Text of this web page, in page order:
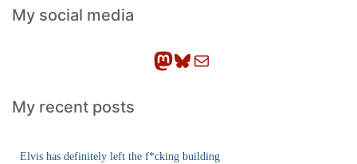
h
eMy social media
Mastodon Bluesky E-Mail
My recent posts
Elvis has definitely left the f*cking building